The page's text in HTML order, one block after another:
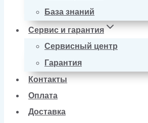
База знаний
Сервис и гарантия
Сервисный центр
Гарантия
Контакты
Оплата
Доставка